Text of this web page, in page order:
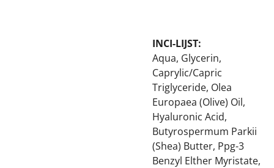
INCI-LIJST:
Aqua, Glycerin,
Caprylic/Capric
Triglyceride, Olea
Europaea (Olive) Oil,
Hyaluronic Acid,
Butyrospermum Parkii
(Shea) Butter, Ppg-3
Benzyl Elther Myristate,